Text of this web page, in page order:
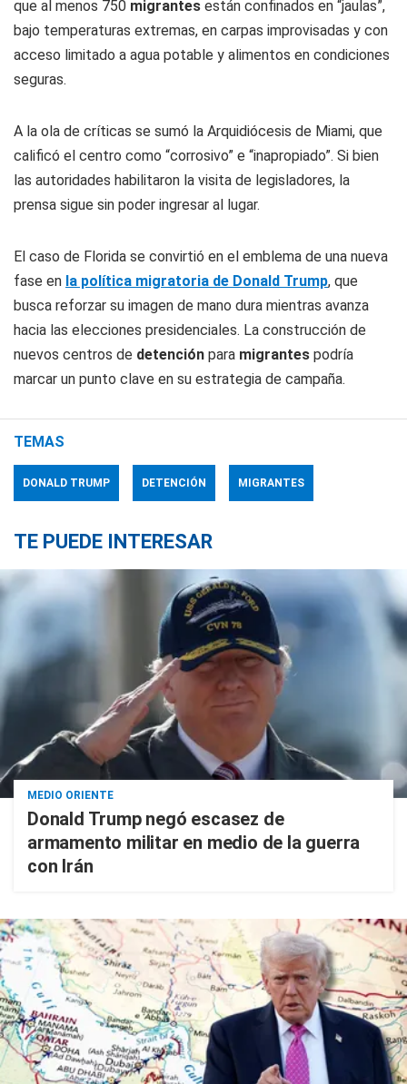
que al menos 750 migrantes están confinados en “jaulas”,
bajo temperaturas extremas, en carpas improvisadas y con
acceso limitado a agua potable y alimentos en condiciones
seguras.
A la ola de críticas se sumó la Arquidiócesis de Miami, que
calificó el centro como “corrosivo” e “inapropiado”. Si bien
las autoridades habilitaron la visita de legisladores, la
prensa sigue sin poder ingresar al lugar.
El caso de Florida se convirtió en el emblema de una nueva
fase en la política migratoria de Donald Trump, que
busca reforzar su imagen de mano dura mientras avanza
hacia las elecciones presidenciales. La construcción de
nuevos centros de detención para migrantes podría
marcar un punto clave en su estrategia de campaña.
TEMAS
DONALD TRUMP DETENCIÓN MIGRANTES
TE PUEDE INTERESAR
MEDIO ORIENTE
Donald Trump negó escasez de
armamento militar en medio de la guerra
con Irán